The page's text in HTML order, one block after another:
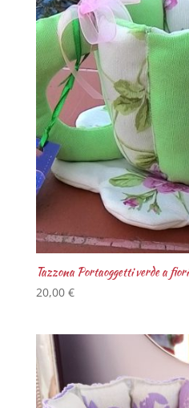
Tazzona Portaoggetti verde a fiori
20,00 €